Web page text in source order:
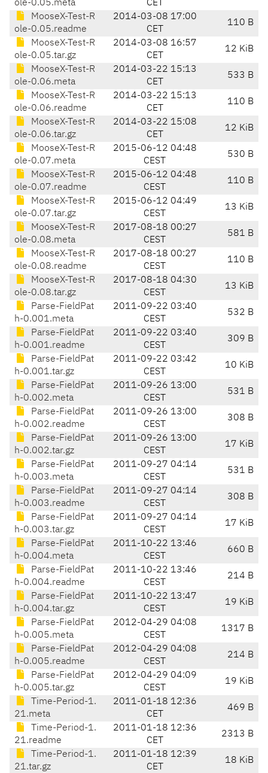
ole-0.05.meta CET
MooseX-Test-R
ole-0.05.readme
2014-03-08 17:00
CET
110 B
MooseX-Test-R
ole-0.05.tar.gz
2014-03-08 16:57
CET
12 KiB
MooseX-Test-R
ole-0.06.meta
2014-03-22 15:13
CET
533 B
MooseX-Test-R
ole-0.06.readme
2014-03-22 15:13
CET
110 B
MooseX-Test-R
ole-0.06.tar.gz
2014-03-22 15:08
CET
12 KiB
MooseX-Test-R
ole-0.07.meta
2015-06-12 04:48
CEST
530 B
MooseX-Test-R
ole-0.07.readme
2015-06-12 04:48
CEST
110 B
MooseX-Test-R
ole-0.07.tar.gz
2015-06-12 04:49
CEST
13 KiB
MooseX-Test-R
ole-0.08.meta
2017-08-18 00:27
CEST
581 B
MooseX-Test-R
ole-0.08.readme
2017-08-18 00:27
CEST
110 B
MooseX-Test-R
ole-0.08.tar.gz
2017-08-18 04:30
CEST
13 KiB
Parse-FieldPat
h-0.001.meta
2011-09-22 03:40
CEST
532 B
Parse-FieldPat
h-0.001.readme
2011-09-22 03:40
CEST
309 B
Parse-FieldPat
h-0.001.tar.gz
2011-09-22 03:42
CEST
10 KiB
Parse-FieldPat
h-0.002.meta
2011-09-26 13:00
CEST
531 B
Parse-FieldPat
h-0.002.readme
2011-09-26 13:00
CEST
308 B
Parse-FieldPat
h-0.002.tar.gz
2011-09-26 13:00
CEST
17 KiB
Parse-FieldPat
h-0.003.meta
2011-09-27 04:14
CEST
531 B
Parse-FieldPat
h-0.003.readme
2011-09-27 04:14
CEST
308 B
Parse-FieldPat
h-0.003.tar.gz
2011-09-27 04:14
CEST
17 KiB
Parse-FieldPat
h-0.004.meta
2011-10-22 13:46
CEST
660 B
Parse-FieldPat
h-0.004.readme
2011-10-22 13:46
CEST
214 B
Parse-FieldPat
h-0.004.tar.gz
2011-10-22 13:47
CEST
19 KiB
Parse-FieldPat
h-0.005.meta
2012-04-29 04:08
CEST
1317 B
Parse-FieldPat
h-0.005.readme
2012-04-29 04:08
CEST
214 B
Parse-FieldPat
h-0.005.tar.gz
2012-04-29 04:09
CEST
19 KiB
Time-Period-1.
21.meta
2011-01-18 12:36
CET
469 B
Time-Period-1.
21.readme
2011-01-18 12:36
CET
2313 B
Time-Period-1.
21.tar.gz
2011-01-18 12:39
CET
18 KiB